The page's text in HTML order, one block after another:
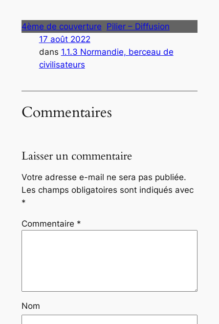
4ème de couverture Pilier – Diffusion
17 août 2022
dans 1.1.3 Normandie, berceau de
civilisateurs
Commentaires
Laisser un commentaire
Votre adresse e-mail ne sera pas publiée.
Les champs obligatoires sont indiqués avec
*
Commentaire *
Nom